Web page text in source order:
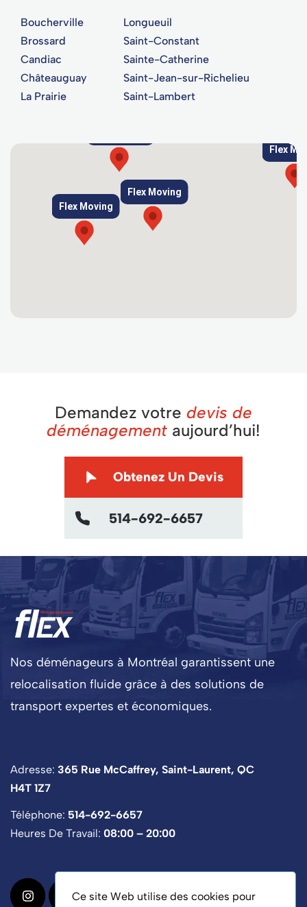
Ce site Web utilise des cookies pour
Boucherville
Brossard
Candiac
Châteauguay
La Prairie
Longueuil
Saint-Constant
Sainte-Catherine
Saint-Jean-sur-Richelieu
Saint-Lambert
Flex Moving
Flex Moving
Flex
Demandez votre devis de
déménagement aujourd’hui!
Obtenez Un Devis
514-692-6657
Nos déménageurs à Montréal garantissent une
relocalisation fluide grâce à des solutions de
transport expertes et économiques.
Adresse: 365 Rue McCaffrey, Saint-Laurent, QC
H4T 1Z7
Téléphone: 514-692-6657
Heures De Travail: 08:00 – 20:00